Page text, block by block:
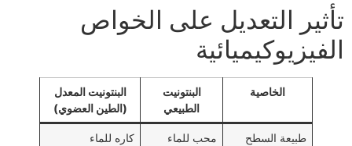
تأثير التعديل على الخواص
الفيزيوكيميائية
الخاصية
البنتونيت
الطبيعي
البنتونيت المعدل
(الطين العضوي)
طبيعة السطح
محب للماء
كاره للماء